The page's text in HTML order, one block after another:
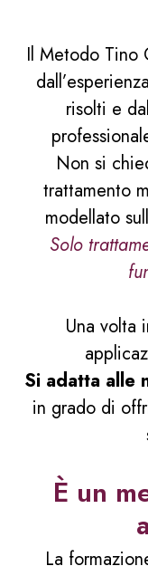
Il Metodo Tino
risolti e
Non si
trattamento
modellato
Solo
Una volta
Si adatta alle
in grado di
È un
La